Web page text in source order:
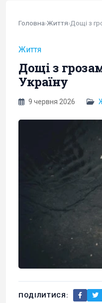
Головна›Життя›Дощі з
Життя
Дощі з
Україну
9 червня 2026
ПОДІЛИТИСЯ: